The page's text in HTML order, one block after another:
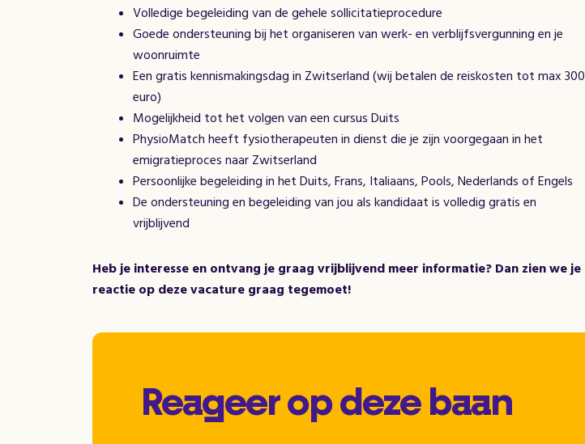
Volledige begeleiding van de gehele sollicitatieprocedure
Goede ondersteuning bij het organiseren van werk- en verblijfsvergunning en je
woonruimte
Een gratis kennismakingsdag in Zwitserland (wij betalen de reiskosten tot max 300
euro)
Mogelijkheid tot het volgen van een cursus Duits
PhysioMatch heeft fysiotherapeuten in dienst die je zijn voorgegaan in het
emigratieproces naar Zwitserland
Persoonlijke begeleiding in het Duits, Frans, Italiaans, Pools, Nederlands of Engels
De ondersteuning en begeleiding van jou als kandidaat is volledig gratis en
vrijblijvend
Heb je interesse en ontvang je graag vrijblijvend meer informatie? Dan zien we je
reactie op deze vacature graag tegemoet!
Reageer op deze baan